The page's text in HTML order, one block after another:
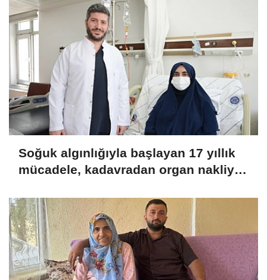
Soğuk algınlığıyla başlayan 17 yıllık
mücadele, kadavradan organ nakliyle